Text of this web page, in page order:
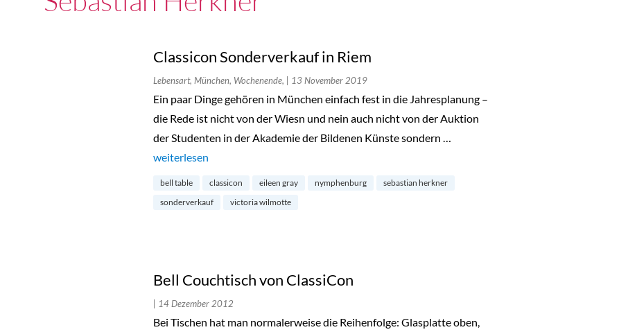
Classicon Sonderverkauf in Riem
Lebensart, München, Wochenende, | 13 November 2019
Ein paar Dinge gehören in München einfach fest in die Jahresplanung –
die Rede ist nicht von der Wiesn und nein auch nicht von der Auktion
der Studenten in der Akademie der Bildenen Künste sondern …
„Classicon Sonderverkauf in Riem“
weiterlesen
bell table classicon eileen gray nymphenburg
sebastian herkner
sonderverkauf
victoria wilmotte
Bell Couchtisch von ClassiCon
| 14 Dezember 2012
Bei Tischen hat man normalerweise die Reihenfolge: Glasplatte oben,